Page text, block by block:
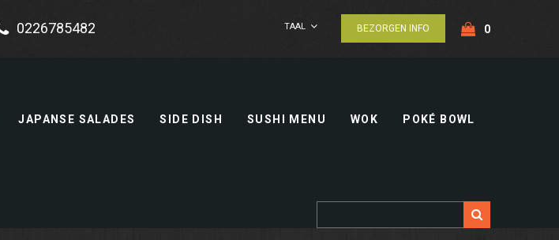
0226785482 0
TAAL BEZORGEN INFO
JAPANSE SALADES SIDE DISH SUSHI MENU WOK POKÉ BOWL